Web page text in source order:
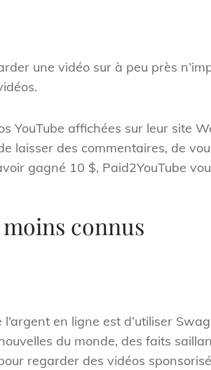
une vidéo sur à peu près
YouTube affichées sur leur site
laisser des commentaires, de
gagné 10 $, Paid2YouTube
connus
en ligne est d’utiliser
du monde, des faits
regarder des vidéos